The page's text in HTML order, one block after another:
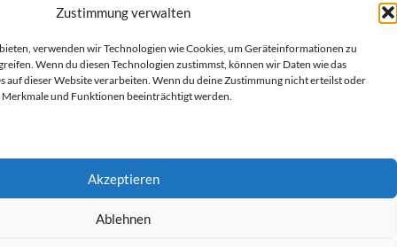
Zustimmung verwalten
verwenden wir Technologien wie Cookies, um Geräteinformationen zu
Wenn du diesen Technologien zustimmst, können wir Daten wie das
auf dieser Website verarbeiten. Wenn du deine Zustimmung nicht erteilst oder
und Funktionen beeinträchtigt werden.
Akzeptieren
Ablehnen
Friedensgutachten 2025
Die AfD mit mehr Demokratie wegregieren
14. MAI 2025
Impressum/Datenschutz